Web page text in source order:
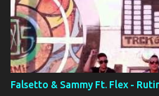
Falsetto & Sammy Ft. Flex -